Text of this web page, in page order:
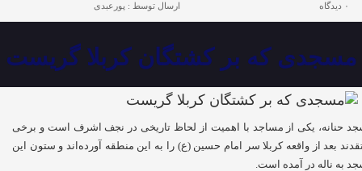
۰ دیدگاه ارسال توسط : پورعبدی
مسجدی که بر کشتگان کربلا گریست
حنانه، یکی از مساجد با اهمیت از لحاظ تاریخی در نجف اشرف است و برخی
بعد از واقعه کربلا سر امام حسین (ع) را به این منطقه آورده‌اند و ستون این
به ناله در آمده است.